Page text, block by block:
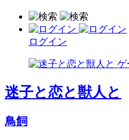
ログイン
迷子と恋と獣人と
鳥飼